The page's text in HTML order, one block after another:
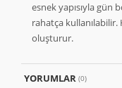
esnek yapısıyla gün
rahatça
oluşturur.
YORUMLAR (0)